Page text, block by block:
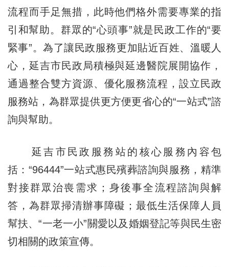
流程而手足無措，此時他們格外需要專業的指
引和幫助。群眾的“心頭事”就是民政工作的“要
緊事”。為了讓民政服務更加貼近百姓、溫暖人
心，延吉市民政局積極與延邊醫院展開協作，
通過整合雙方資源、優化服務流程，設立民政
服務站，為群眾提供更方便更省心的“一站式”諮
詢與幫助。
延吉市民政服務站的核心服務內容包
括：“96444”一站式惠民殯葬諮詢與服務，精準
對接群眾治喪需求；身後事全流程諮詢與解
答，為群眾掃清辦事障礙；最低生活保障人員
幫扶、“一老一小”關愛以及婚姻登記等與民生密
切相關的政策宣傳。